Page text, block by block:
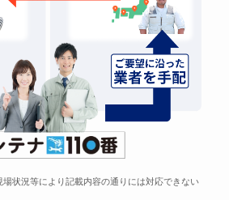
状況等により記載内容の通りには対応できない